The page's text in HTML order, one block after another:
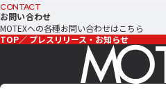
CONTACT
お問い合わせ
MOTEXへの各種お問い合わせはこちら
TOP
プレスリリース・お知らせ